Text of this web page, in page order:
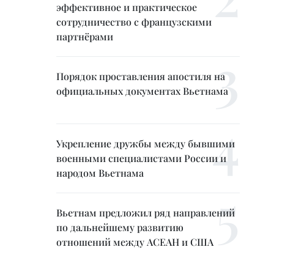
эффективное и практическое
сотрудничество с французскими
партнёрами
Порядок проставления апостиля на
официальных документах Вьетнама
Укрепление дружбы между бывшими
военными специалистами России и
народом Вьетнама
Вьетнам предложил ряд направлений
по дальнейшему развитию
отношений между АСЕАН и США